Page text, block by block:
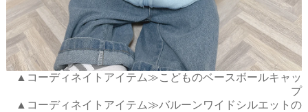
▲コーディネイトアイテム≫こどものベースボールキャッ
プ
▲コーディネイトアイテム≫バルーンワイドシルエットの